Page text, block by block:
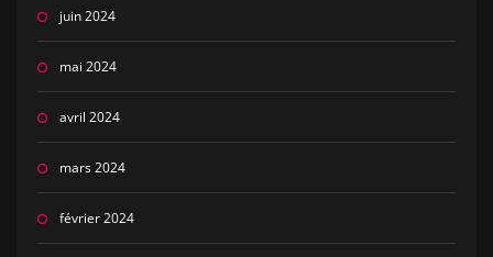
juin 2024
mai 2024
avril 2024
mars 2024
février 2024